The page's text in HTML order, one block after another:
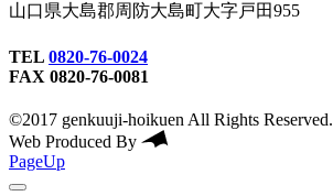
山口県大島郡周防大島町大字戸田955
TEL 0820-76-0024
FAX 0820-76-0081
©2017 genkuuji-hoikuen All Rights Reserved.
Web Produced By
PageUp